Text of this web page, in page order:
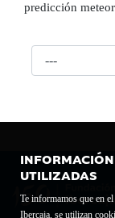
UTILIZADAS
Te informamos que en
Ibercaja, se utilizan
predicción